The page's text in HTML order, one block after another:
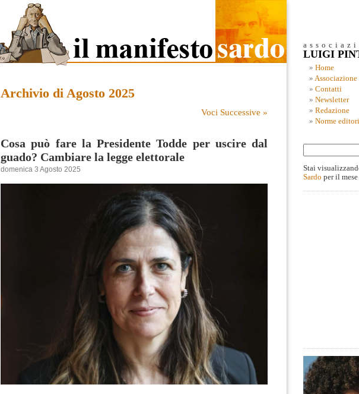
Archivio di Agosto 2025
Voci Successive »
Cosa può fare la Presidente Todde per uscire dal
guado? Cambiare la legge elettorale
domenica 3 Agosto 2025
LUIGI
Home
Associazione
Contatti
Newsletter
Redazione
Norme
Stai
Sardo per il